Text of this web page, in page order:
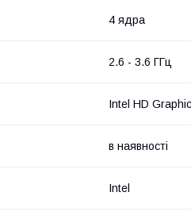
4 ядра
2.6 - 3.6 ГГц
Intel HD
в наявності
Intel